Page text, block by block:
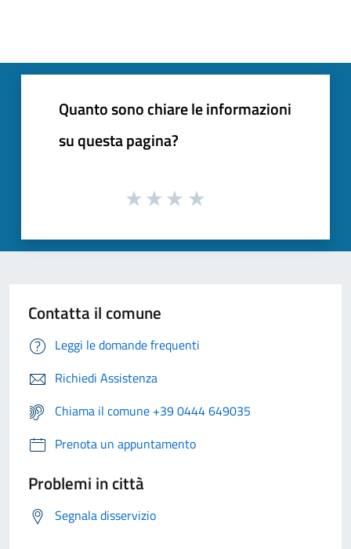
Quanto sono chiare le informazioni
su questa pagina?
Contatta il comune
Leggi le domande frequenti
Richiedi Assistenza
Chiama il comune +39 0444 649035
Prenota un appuntamento
Problemi in città
Segnala disservizio